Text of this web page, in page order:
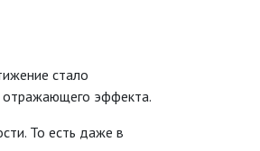
стало
отражающего эффекта.
То есть даже в